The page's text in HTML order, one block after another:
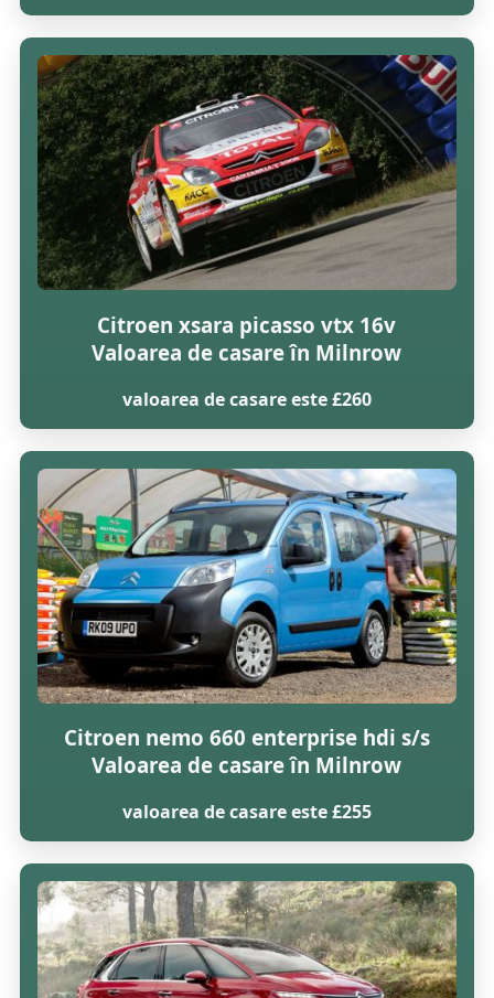
Citroen xsara picasso vtx 16v
Valoarea de casare în Milnrow
valoarea de casare este £260
Citroen nemo 660 enterprise hdi s/s
Valoarea de casare în Milnrow
valoarea de casare este £255